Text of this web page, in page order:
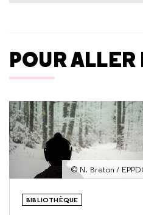
POUR ALLER
© N. Breton /
BIBLIOTHÈQUE